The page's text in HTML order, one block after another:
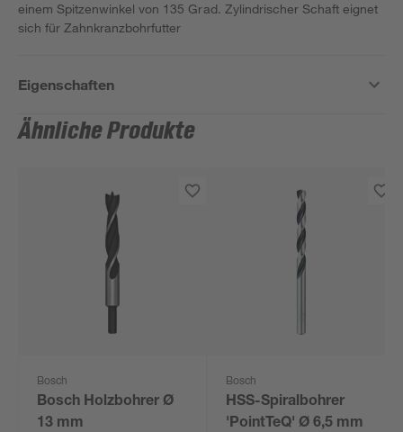
einem Spitzenwinkel von 135 Grad. Zylindrischer Schaft eignet
sich für Zahnkranzbohrfutter
Eigenschaften
Ähnliche Produkte
Bosch
Bosch Holzbohrer Ø
13 mm
Bosch
HSS-Spiralbohrer
'PointTeQ' Ø 6,5 mm